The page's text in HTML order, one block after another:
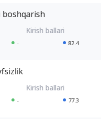
- 82.4
- 77.3